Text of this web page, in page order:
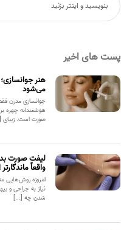
پست های اخیر
هنر
می‌شود
جوانسازی مدرن
هوشمندانه چهره
صورت است. زیبای
واقعاً
امروزه روش‌هایی
نیاز به جراحی و
شدن چه [...]